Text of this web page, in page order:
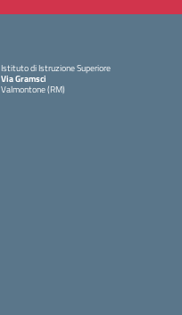
Istituto di Istruzione Superiore
Via Gramsci
Valmontone (RM)